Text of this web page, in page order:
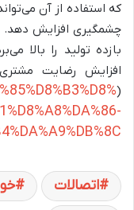
که استفاده از آن
چشمگیری افزایش دهد.
بازده تولید را بالا
افزایش رضایت
(
اتصالات